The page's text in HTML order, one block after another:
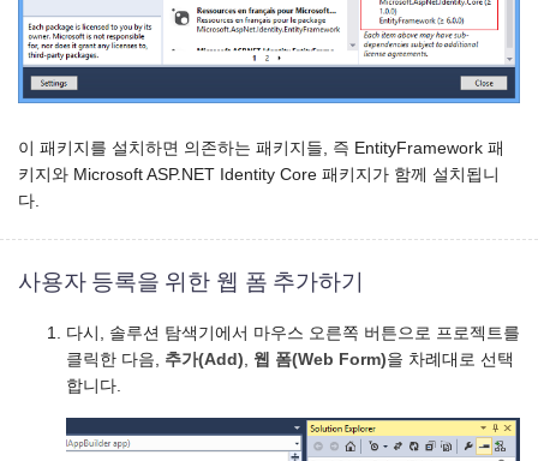
이 패키지를 설치하면 의존하는 패키지들, 즉 EntityFramework 패
키지와 Microsoft ASP.NET Identity Core 패키지가 함께 설치됩니
다.
사용자 등록을 위한 웹 폼 추가하기
다시, 솔루션 탐색기에서 마우스 오른쪽 버튼으로 프로젝트를
클릭한 다음, 추가(Add) 웹 폼(Web Form)을 차례대로 선택
합니다.